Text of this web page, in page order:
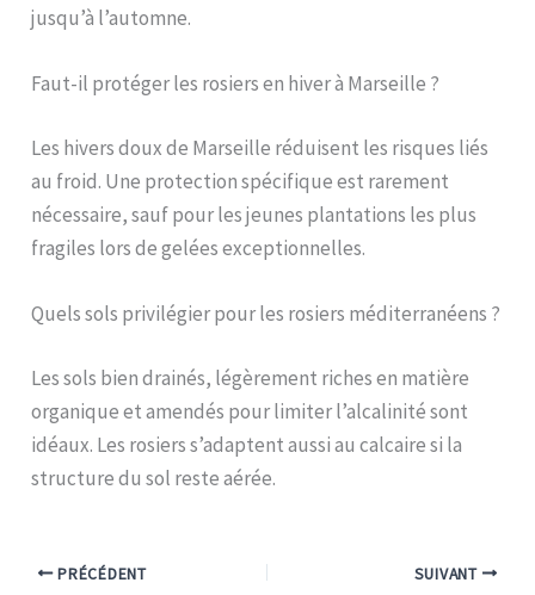
jusqu’à l’automne.
Faut-il protéger les rosiers en hiver à Marseille ?
Les hivers doux de Marseille réduisent les risques liés
au froid. Une protection spécifique est rarement
nécessaire, sauf pour les jeunes plantations les plus
fragiles lors de gelées exceptionnelles.
Quels sols privilégier pour les rosiers méditerranéens ?
Les sols bien drainés, légèrement riches en matière
organique et amendés pour limiter l’alcalinité sont
idéaux. Les rosiers s’adaptent aussi au calcaire si la
structure du sol reste aérée.
PRÉCÉDENT SUIVANT